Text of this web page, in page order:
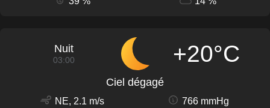
Nuit
03:00 +20°C
Ciel dégagé
NE, 2.1 m/s
766 mmHg